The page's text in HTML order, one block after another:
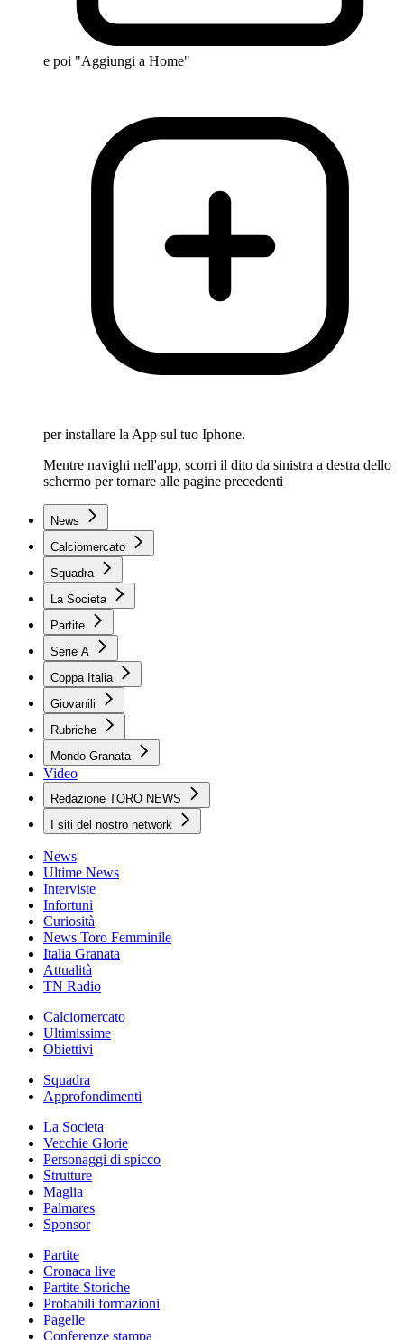
e poi "Aggiungi a Home"
per installare la App sul tuo Iphone.
Mentre navighi nell'app, scorri il dito da sinistra a destra dello
schermo per tornare alle pagine precedenti
News
Calciomercato
Squadra
La Societa
Partite
Serie A
Coppa Italia
Giovanili
Rubriche
Mondo Granata
Video
Redazione TORO NEWS
I siti del nostro network
News
Ultime News
Interviste
Infortuni
Curiosità
News Toro Femminile
Italia Granata
Attualità
TN Radio
Calciomercato
Ultimissime
Obiettivi
Squadra
Approfondimenti
La Societa
Vecchie Glorie
Personaggi di spicco
Strutture
Maglia
Palmares
Sponsor
Partite
Cronaca live
Partite Storiche
Probabili formazioni
Pagelle
Conferenze stampa